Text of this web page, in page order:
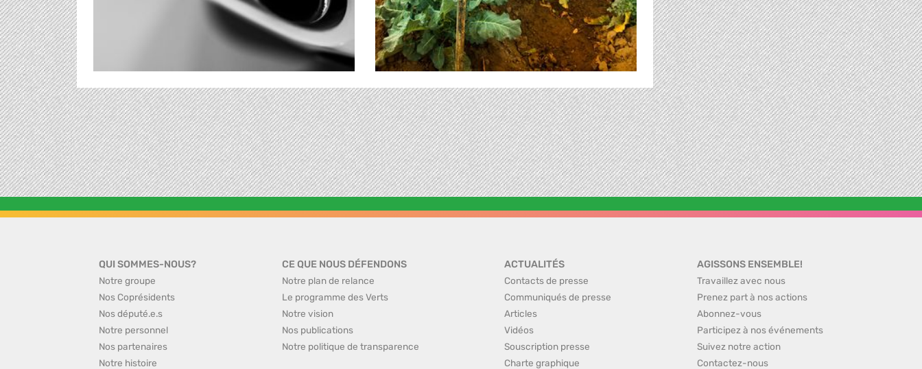
QUI SOMMES-NOUS?
Notre groupe
Nos Coprésidents
Nos député.e.s
Notre personnel
Nos partenaires
Notre histoire
CE QUE NOUS DÉFENDONS
Notre plan de relance
Le programme des Verts
Notre vision
Nos publications
Notre politique de transparence
ACTUALITÉS
Contacts de presse
Communiqués de presse
Articles
Vidéos
Souscription presse
Charte graphique
AGISSONS ENSEMBLE!
Travaillez avec nous
Prenez part à nos actions
Abonnez-vous
Participez à nos événements
Suivez notre action
Contactez-nous